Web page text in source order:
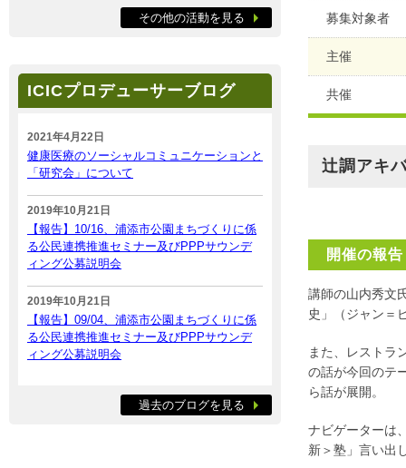
募集対象者
主催
共催
辻調アキ
開催の報告
講師の山内秀文
史」（ジャン＝
また、レストラ
の話が今回のテ
ら話が展開。
ナビゲーターは
新＞塾」言い出
その他の活動を見る
ICICプロデューサーブログ
2021年4月22日
健康医療のソーシャルコミュニケーションと
「研究会」について
2019年10月21日
【報告】10/16、浦添市公園まちづくりに係
る公民連携推進セミナー及びPPPサウンデ
ィング公募説明会
2019年10月21日
【報告】09/04、浦添市公園まちづくりに係
る公民連携推進セミナー及びPPPサウンデ
ィング公募説明会
過去のブログを見る